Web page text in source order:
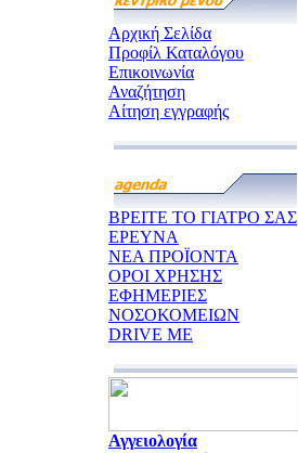
Αρχική Σελίδα
Προφίλ Καταλόγου
Επικοινωνία
Αναζήτηση
Αίτηση εγγραφής
ΒΡΕΙΤΕ ΤΟ ΓΙΑΤΡΟ ΣΑΣ
ΕΡΕΥΝΑ
ΝΕΑ ΠΡΟΪΟΝΤΑ
ΟΡΟΙ ΧΡΗΣΗΣ
ΕΦΗΜΕΡΙΕΣ
ΝΟΣΟΚΟΜΕΙΩΝ
DRIVE ME
Αγγειολογία